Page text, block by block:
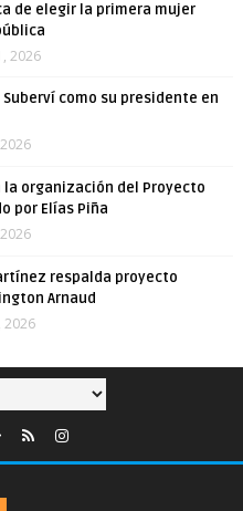
de elegir la primera mujer
2026
como su presidente en
la organización del Proyecto
por Elías Piña
respalda proyecto
Arnaud
2026